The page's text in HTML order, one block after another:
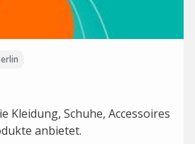
Kleidung, Schuhe, Accessoires
anbietet.